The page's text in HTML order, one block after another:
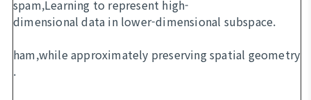
spam,Learning to represent high-
dimensional data in lower-dimensional subspace.
ham,while approximately preserving spatial geometry
.